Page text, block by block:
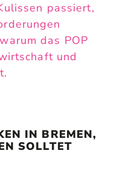
passiert,
das POP
und
IN BREMEN,
SOLLTET